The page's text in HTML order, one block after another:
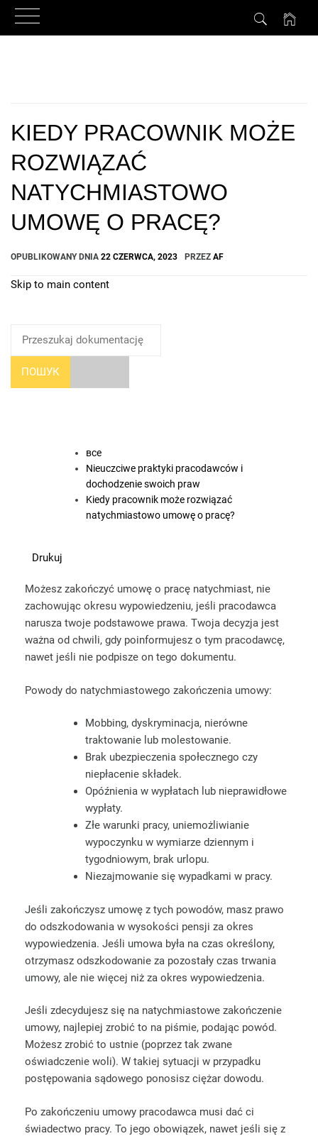
KIEDY PRACOWNIK MOŻE
ROZWIĄZAĆ
NATYCHMIASTOWO
UMOWĘ O PRACĘ?
OPUBLIKOWANY DNIA 22 CZERWCA, 2023 PRZEZ AF
Skip to main content
ПОШУК
все
Nieuczciwe praktyki pracodawców i
dochodzenie swoich praw
Kiedy pracownik może rozwiązać
natychmiastowo umowę o pracę?
Drukuj
Możesz zakończyć umowę o pracę natychmiast, nie
zachowując okresu wypowiedzeniu, jeśli pracodawca
narusza twoje podstawowe prawa. Twoja decyzja jest
ważna od chwili, gdy poinformujesz o tym pracodawcę,
nawet jeśli nie podpisze on tego dokumentu.
Powody do natychmiastowego zakończenia umowy:
Mobbing, dyskryminacja, nierówne
traktowanie lub molestowanie.
Brak ubezpieczenia społecznego czy
niepłacenie składek.
Opóźnienia w wypłatach lub nieprawidłowe
wypłaty.
Złe warunki pracy, uniemożliwianie
wypoczynku w wymiarze dziennym i
tygodniowym, brak urlopu.
Niezajmowanie się wypadkami w pracy.
Jeśli zakończysz umowę z tych powodów, masz prawo
do odszkodowania w wysokości pensji za okres
wypowiedzenia. Jeśli umowa była na czas określony,
otrzymasz odszkodowanie za pozostały czas trwania
umowy, ale nie więcej niż za okres wypowiedzenia.
Jeśli zdecydujesz się na natychmiastowe zakończenie
umowy, najlepiej zrobić to na piśmie, podając powód.
Możesz zrobić to ustnie (poprzez tak zwane
oświadczenie woli). W takiej sytuacji w przypadku
postępowania sądowego ponosisz ciężar dowodu.
Po zakończeniu umowy pracodawca musi dać ci
świadectwo pracy. To jego obowiązek, nawet jeśli się z